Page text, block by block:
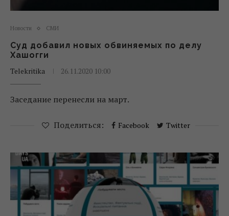
Новости СМИ
Суд добавил новых обвиняемых по делу
Хашогги
Telekritika
26.11.2020 10:00
Заседание перенесли на март.
Поделиться: Facebook Twitter